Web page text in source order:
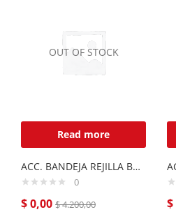
OUT OF STOCK
Read more
ACC. BANDEJA REJILLA BARE E44 ACERO INOXIDABLE
0
$0,00 $4.200,00 $